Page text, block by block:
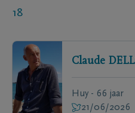
18
Claude
Huy - 66 jaar
21/06/2026